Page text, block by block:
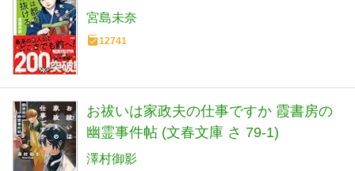
宮島未奈
12741
お祓いは家政夫の仕事ですか 霞書房の
幽霊事件帖 (文春文庫 さ 79-1)
澤村御影